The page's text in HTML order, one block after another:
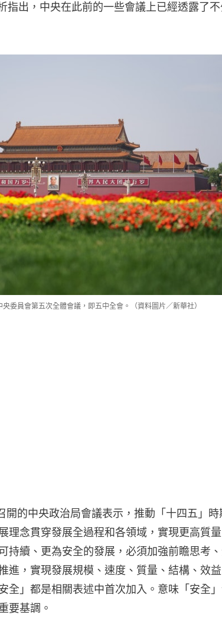
指出，中央在此前的一些會議上已經透露了
委員會第五次全體會議，即五中全會。（資料圖片／新華社）
開的中央政治局會議表示，推動「十四五」時
理念貫穿發展全過程和各領域，實現更高質量
持續、更為安全的發展，必須加強前瞻思考
進，實現發展規模、速度、質量、結構、效益
全」都是相關表述中首次加入。意味「安全
要基調。